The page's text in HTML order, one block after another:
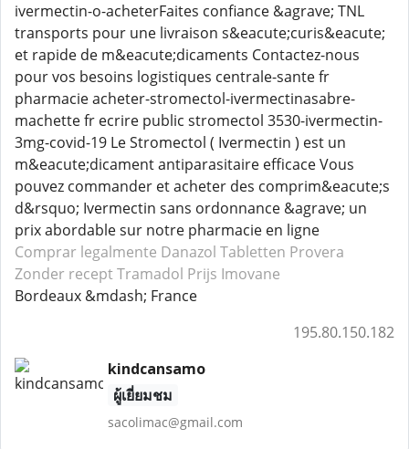
ivermectin-o-acheterFaites confiance &agrave; TNL
transports pour une livraison s&eacute;curis&eacute;
et rapide de m&eacute;dicaments Contactez-nous
pour vos besoins logistiques centrale-sante fr
pharmacie acheter-stromectol-ivermectinasabre-
machette fr ecrire public stromectol 3530-ivermectin-
3mg-covid-19 Le Stromectol ( Ivermectin ) est un
m&eacute;dicament antiparasitaire efficace Vous
pouvez commander et acheter des comprim&eacute;s
d&rsquo; Ivermectin sans ordonnance &agrave; un
prix abordable sur notre pharmacie en ligne
Comprar legalmente Danazol Tabletten Provera
Zonder recept Tramadol Prijs Imovane
Bordeaux &mdash; France
195.80.150.182
kindcansamo
ผู้เยี่ยมชม
sacolimac@gmail.com